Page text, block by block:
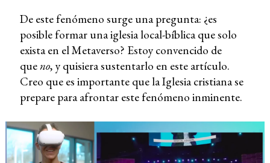
De este fenómeno surge una pregunta: ¿es
posible formar una iglesia local-bíblica que solo
exista en el Metaverso? Estoy convencido de
queno, y quisiera sustentarlo en este artículo.
Creo que es importante que la Iglesia cristiana se
prepare para afrontar este fenómeno inminente.